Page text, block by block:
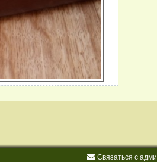
Связаться с адми